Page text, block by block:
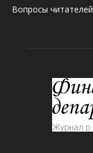
Вопросы читателей